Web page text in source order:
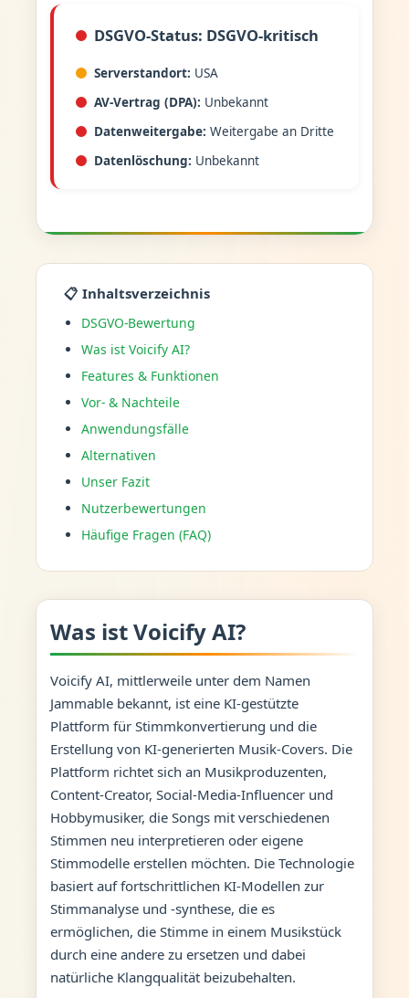
DSGVO-Status: DSGVO-kritisch
Serverstandort: USA
AV-Vertrag (DPA): Unbekannt
Datenweitergabe: Weitergabe an Dritte
Datenlöschung: Unbekannt
📋 Inhaltsverzeichnis
DSGVO-Bewertung
Was ist Voicify AI?
Features & Funktionen
Vor- & Nachteile
Anwendungsfälle
Alternativen
Unser Fazit
Nutzerbewertungen
Häufige Fragen (FAQ)
Was ist Voicify AI?
Voicify AI, mittlerweile unter dem Namen
Jammable bekannt, ist eine KI-gestützte
Plattform für Stimmkonvertierung und die
Erstellung von KI-generierten Musik-Covers. Die
Plattform richtet sich an Musikproduzenten,
Content-Creator, Social-Media-Influencer und
Hobbymusiker, die Songs mit verschiedenen
Stimmen neu interpretieren oder eigene
Stimmodelle erstellen möchten. Die Technologie
basiert auf fortschrittlichen KI-Modellen zur
Stimmanalyse und -synthese, die es
ermöglichen, die Stimme in einem Musikstück
durch eine andere zu ersetzen und dabei
natürliche Klangqualität beizubehalten.